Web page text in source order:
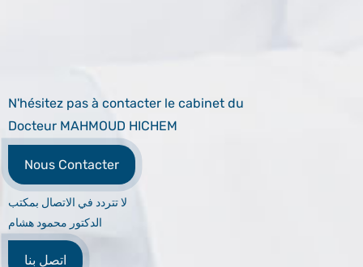
N'hésitez pas à contacter le cabinet du
Docteur MAHMOUD HICHEM
Nous Contacter
لا تتردد في الاتصال بمكتب
الدكتور محمود هشام
اتصل بنا